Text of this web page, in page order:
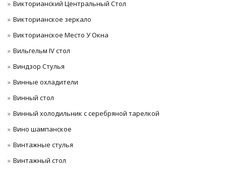
Викторианский Центральный Стол
Викторианское зеркало
Викторианское Место У Окна
Вильгельм IV стол
Виндзор Стулья
Винные охладители
Винный стол
Винный холодильник с серебряной тарелкой
Вино шампанское
Винтажные стулья
Винтажный стол